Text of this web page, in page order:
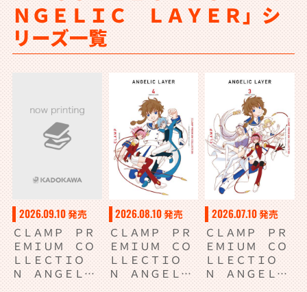
ＮＧＥＬＩＣ ＬＡＹＥＲ」シ
リーズ一覧
2026.09.10発売
ＣＬＡＭＰ ＰＲ
ＥＭＩＵＭ ＣＯ
ＬＬＥＣＴＩＯ
Ｎ ＡＮＧＥＬＩ
2026.08.10発売
ＣＬＡＭＰ ＰＲ
ＥＭＩＵＭ ＣＯ
ＬＬＥＣＴＩＯ
Ｎ ＡＮＧＥＬＩ
2026.07.10発売
ＣＬＡＭＰ ＰＲ
ＥＭＩＵＭ ＣＯ
ＬＬＥＣＴＩＯ
Ｎ ＡＮＧＥＬＩ